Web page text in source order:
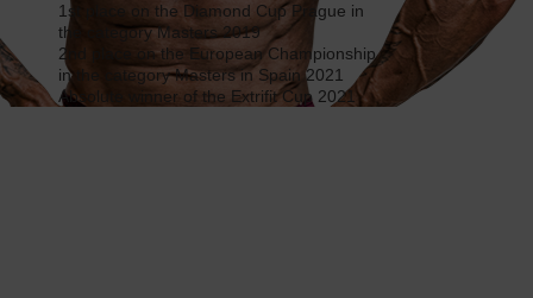
1st place on the Diamond Cup Prague in
the category Masters 2019
2nd place on the European Championship
in the category Masters in Spain 2021
Absolute winner of the Extrifit Cup 2021